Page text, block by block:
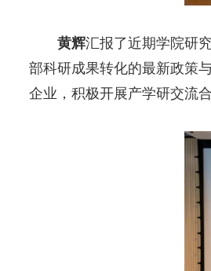
黄辉汇报了近期学院研
部科研成果转化的最新政策
企业，积极开展产学研交流合